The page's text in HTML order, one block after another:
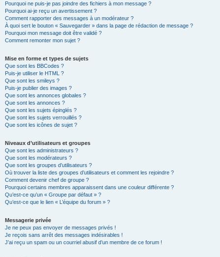
Pourquoi ne puis-je pas joindre des fichiers à mon message ?
Pourquoi ai-je reçu un avertissement ?
Comment rapporter des messages à un modérateur ?
À quoi sert le bouton « Sauvegarder » dans la page de rédaction de message ?
Pourquoi mon message doit être validé ?
Comment remonter mon sujet ?
Mise en forme et types de sujets
Que sont les BBCodes ?
Puis-je utiliser le HTML ?
Que sont les smileys ?
Puis-je publier des images ?
Que sont les annonces globales ?
Que sont les annonces ?
Que sont les sujets épinglés ?
Que sont les sujets verrouillés ?
Que sont les icônes de sujet ?
Niveaux d’utilisateurs et groupes
Que sont les administrateurs ?
Que sont les modérateurs ?
Que sont les groupes d’utilisateurs ?
Où trouver la liste des groupes d’utilisateurs et comment les rejoindre ?
Comment devenir chef de groupe ?
Pourquoi certains membres apparaissent dans une couleur différente ?
Qu’est-ce qu’un « Groupe par défaut » ?
Qu’est-ce que le lien « L’équipe du forum » ?
Messagerie privée
Je ne peux pas envoyer de messages privés !
Je reçois sans arrêt des messages indésirables !
J’ai reçu un spam ou un courriel abusif d’un membre de ce forum !